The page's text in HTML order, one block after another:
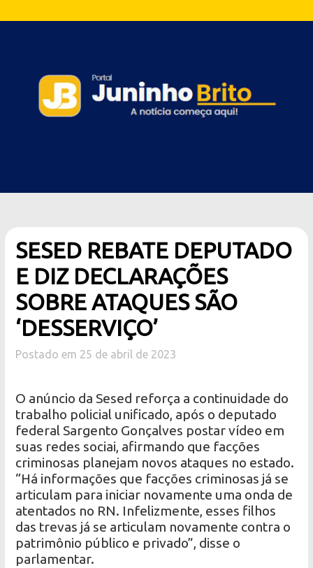
SESED REBATE DEPUTADO
E DIZ DECLARAÇÕES
SOBRE ATAQUES SÃO
‘DESSERVIÇO’
Postado em 25 de abril de 2023
O anúncio da Sesed reforça a continuidade do
trabalho policial unificado, após o deputado
federal Sargento Gonçalves postar vídeo em
suas redes sociai, afirmando que facções
criminosas planejam novos ataques no estado.
“Há informações que facções criminosas já se
articulam para iniciar novamente uma onda de
atentados no RN. Infelizmente, esses filhos
das trevas já se articulam novamente contra o
patrimônio público e privado”, disse o
parlamentar.